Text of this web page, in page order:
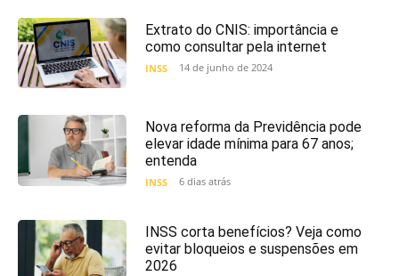
Extrato do CNIS: importância e
como consultar pela internet
INSS 14 de junho de 2024
Nova reforma da Previdência pode
elevar idade mínima para 67 anos;
entenda
INSS 6 dias atrás
INSS corta benefícios? Veja como
evitar bloqueios e suspensões em
2026